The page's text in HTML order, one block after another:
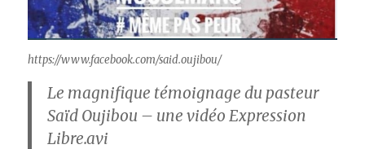
https://www.facebook.com/said.oujibou/
Le magnifique témoignage du pasteur
Saïd Oujibou – une vidéo Expression
Libre.avi